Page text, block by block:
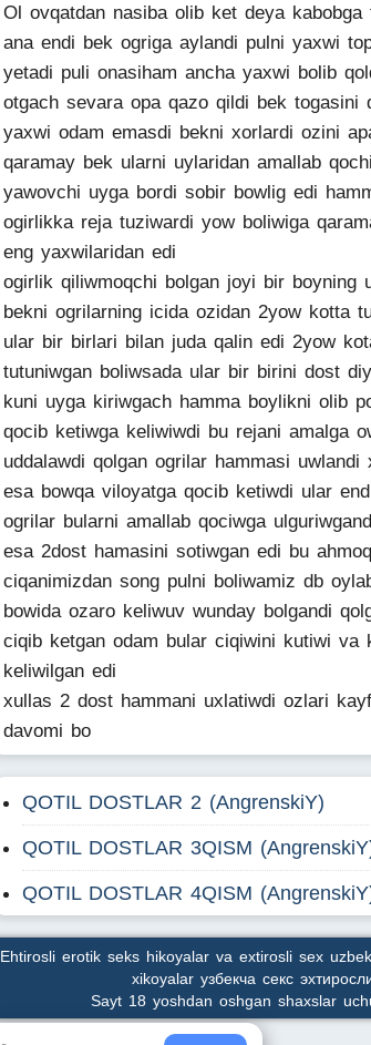
Ol ovqatdan nasiba olib ket deya kabobga
ana endi bek ogriga aylandi pulni yaxwi
yetadi puli onasiham ancha yaxwi bolib
otgach sevara opa qazo qildi bek togasini
yaxwi odam emasdi bekni xorlardi ozini
qaramay bek ularni uylaridan amallab
yawovchi uyga bordi sobir bowlig edi
ogirlikka reja tuziwardi yow boliwiga
eng yaxwilaridan edi
ogirlik qiliwmoqchi bolgan joyi bir boyning
bekni ogrilarning icida ozidan 2yow kotta
ular bir birlari bilan juda qalin edi 2yow
tutuniwgan boliwsada ular bir birini dost
kuni uyga kiriwgach hamma boylikni olib
qocib ketiwga keliwiwdi bu rejani amalga
uddalawdi qolgan ogrilar hammasi
esa bowqa viloyatga qocib ketiwdi ular
ogrilar bularni amallab qociwga
esa 2dost hamasini sotiwgan edi bu
ciqanimizdan song pulni boliwamiz db
bowida ozaro keliwuv wunday bolgandi
ciqib ketgan odam bular ciqiwini kutiwi va
keliwilgan edi
xullas 2 dost hammani uxlatiwdi ozlari
davomi bo
QOTIL DOSTLAR 2 (AngrenskiY)
QOTIL DOSTLAR 3QISM
QOTIL DOSTLAR 4QISM
Ehtirosli erotik seks hikoyalar va extirosli sex
xikoyalar узбекча секс
Sayt 18 yoshdan oshgan shaxslar